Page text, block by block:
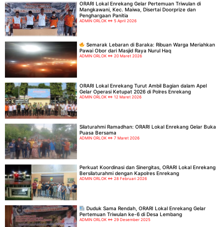
ORARI Lokal Enrekang Gelar Pertemuan Triwulan di
Mangkawani, Kec. Maiwa, Disertai Doorprize dan
Penghargaan Panitia
ADMIN ORLOK 5 April 2026
Semarak Lebaran di Baraka: Ribuan Warga Meriahkan
Pawai Obor dari Masjid Raya Nurul Haq
ADMIN ORLOK 20 Maret 2026
ORARI Lokal Enrekang Turut Ambil Bagian dalam Apel
Gelar Operasi Ketupat 2026 di Polres Enrekang
ADMIN ORLOK 12 Maret 2026
Silaturahmi Ramadhan: ORARI Lokal Enrekang Gelar Buka
Puasa Bersama
ADMIN ORLOK 7 Maret 2026
Perkuat Koordinasi dan Sinergitas, ORARI Lokal Enrekang
Bersilaturahmi dengan Kapolres Enrekang
ADMIN ORLOK 28 Februari 2026
Duduk Sama Rendah, ORARI Lokal Enrekang Gelar
Pertemuan Triwulan ke-6 di Desa Lembang
ADMIN ORLOK 29 Desember 2025